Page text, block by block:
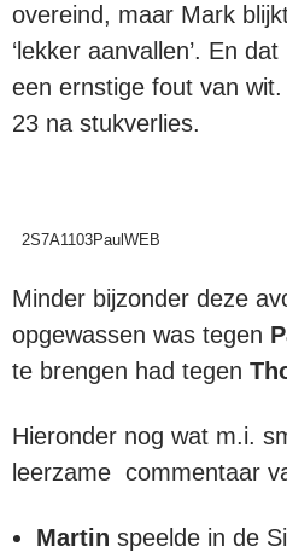
overeind, maar Mark
‘lekker aanvallen’. En
een ernstige fout van
23 na stukverlies.
2S7A1103PaulWEB
Minder bijzonder deze
opgewassen was tegen
te brengen had tegen
Hieronder nog wat m.i.
leerzame commentaar
Martin speelde in de